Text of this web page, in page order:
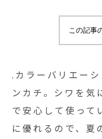
この記事
.カラーバリエー
ンカチ。シワを気
で安心して使って
に優れるので、